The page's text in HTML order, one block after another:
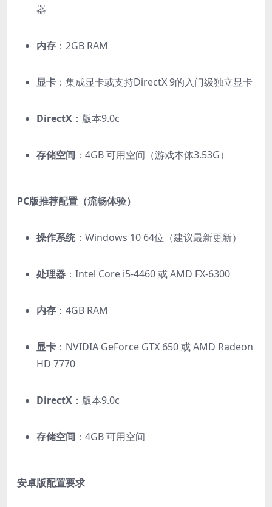
器
内存 ：2GB RAM
显卡 ：集成显卡或支持DirectX 9的入门级独立显卡
DirectX ：版本9.0c
存储空间 ：4GB 可用空间（游戏本体3.53G）
PC版推荐配置（流畅体验）
操作系统：Windows 10 64位（建议最新更新）
处理器 ：Intel Core i5-4460 或 AMD FX-6300
内存 ：4GB RAM
显卡 ：NVIDIA GeForce GTX 650 或 AMD Radeon
HD 7770
DirectX ：版本9.0c
存储空间 ：4GB 可用空间
安卓版配置要求